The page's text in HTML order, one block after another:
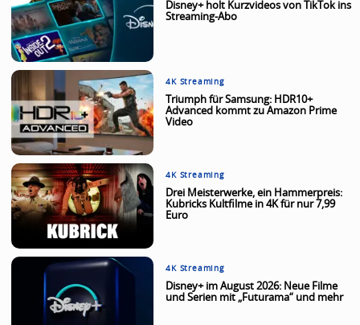
Disney+ holt Kurzvideos von TikTok ins
Streaming-Abo
4K Streaming
Triumph für Samsung: HDR10+
Advanced kommt zu Amazon Prime
Video
4K Streaming
Drei Meisterwerke, ein Hammerpreis:
Kubricks Kultfilme in 4K für nur 7,99
Euro
4K Streaming
Disney+ im August 2026: Neue Filme
und Serien mit „Futurama“ und mehr